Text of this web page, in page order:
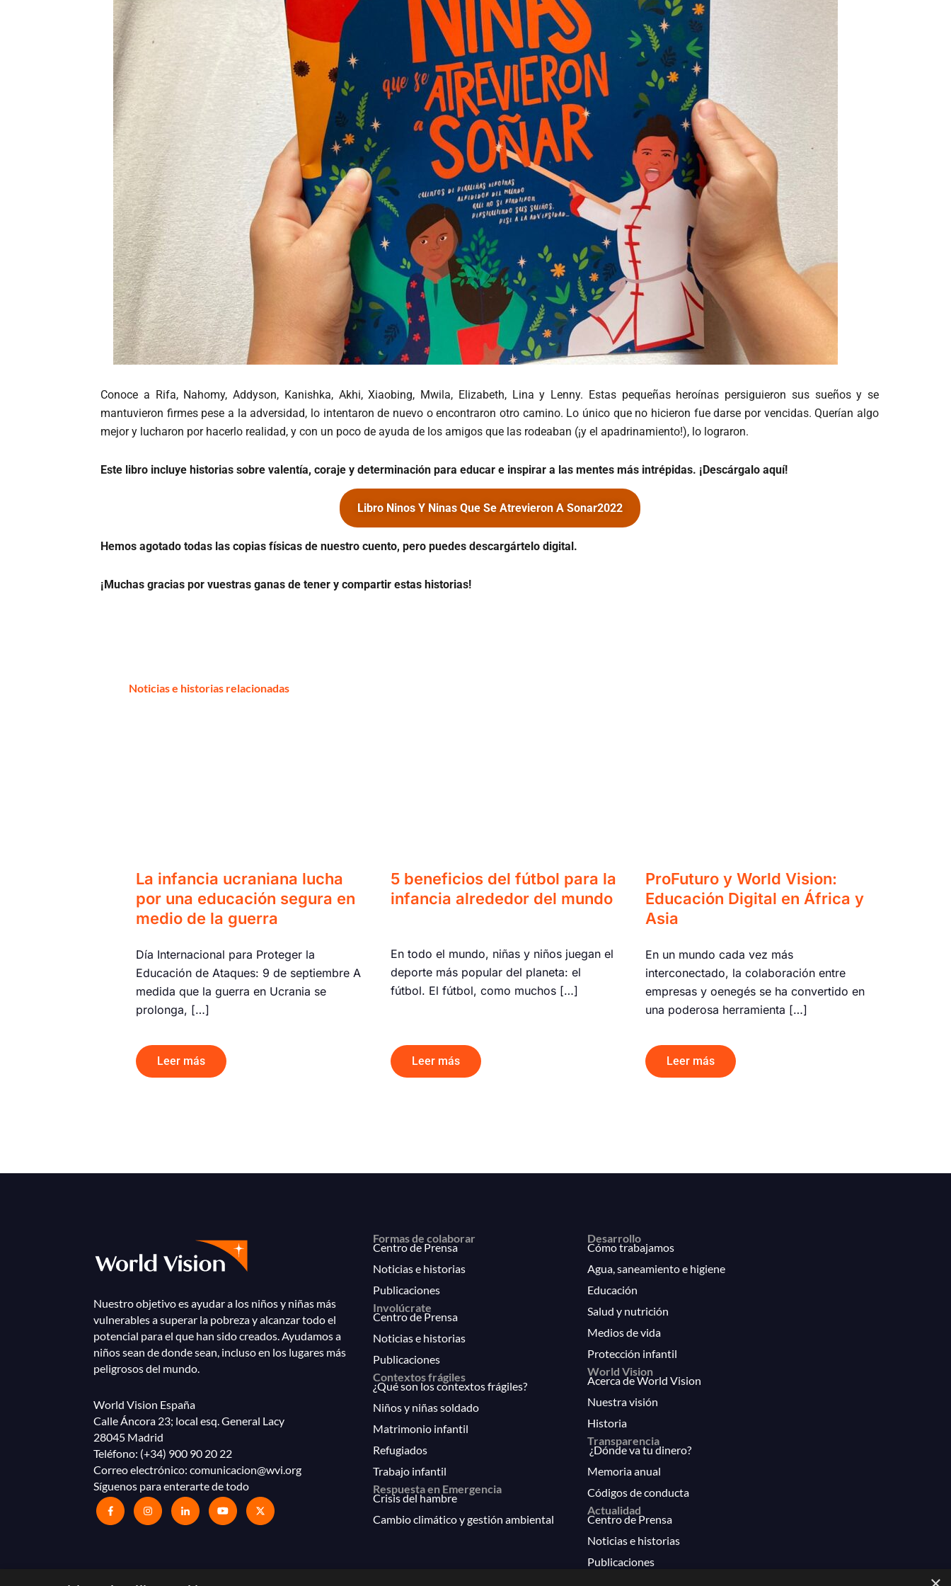
Conoce a Rifa, Nahomy, Addyson, Kanishka, Akhi, Xiaobing, Mwila, Elizabeth, Lina y Lenny. Estas pequeñas heroínas persiguieron sus sueños y se
mantuvieron firmes pese a la adversidad, lo intentaron de nuevo o encontraron otro camino. Lo único que no hicieron fue darse por vencidas. Querían algo
mejor y lucharon por hacerlo realidad, y con un poco de ayuda de los amigos que las rodeaban (¡y el apadrinamiento!), lo lograron.
Este libro incluye historias sobre valentía, coraje y determinación para educar e inspirar a las mentes más intrépidas. ¡Descárgalo aquí!
Libro Ninos Y Ninas Que Se Atrevieron A Sonar2022
Hemos agotado todas las copias físicas de nuestro cuento, pero puedes descargártelo digital.
¡Muchas gracias por vuestras ganas de tener y compartir estas historias!
Noticias e historias relacionadas
La infancia ucraniana lucha
por una educación segura en
medio de la guerra
Día Internacional para Proteger la
Educación de Ataques: 9 de septiembre A
medida que la guerra en Ucrania se
prolonga, […]
Leer más
5 beneficios del fútbol para la
infancia alrededor del mundo
En todo el mundo, niñas y niños juegan el
deporte más popular del planeta: el
fútbol. El fútbol, como muchos […]
Leer más
ProFuturo y World Vision:
Educación Digital en África y
Asia
En un mundo cada vez más
interconectado, la colaboración entre
empresas y oenegés se ha convertido en
una poderosa herramienta […]
Leer más
Nuestro objetivo es ayudar a los niños y niñas más
vulnerables a superar la pobreza y alcanzar todo el
potencial para el que han sido creados. Ayudamos a
niños sean de donde sean, incluso en los lugares más
peligrosos del mundo.
World Vision España
Calle Áncora 23; local esq. General Lacy
28045 Madrid
Teléfono: (+34) 900 90 20 22
Correo electrónico: comunicacion@wvi.org
Síguenos para enterarte de todo
Formas de colaborar
Centro de Prensa
Noticias e historias
Publicaciones
Involúcrate
Centro de Prensa
Noticias e historias
Publicaciones
Contextos frágiles
¿Qué son los contextos frágiles?
Niños y niñas soldado
Matrimonio infantil
Refugiados
Trabajo infantil
Respuesta en Emergencia
Crisis del hambre
Cambio climático y gestión ambiental
Desarrollo
Cómo trabajamos
Agua, saneamiento e higiene
Educación
Salud y nutrición
Medios de vida
Protección infantil
World Vision
Acerca de World Vision
Nuestra visión
Historia
Transparencia
¿Dónde va tu dinero?
Memoria anual
Códigos de conducta
Actualidad
Centro de Prensa
Noticias e historias
Publicaciones